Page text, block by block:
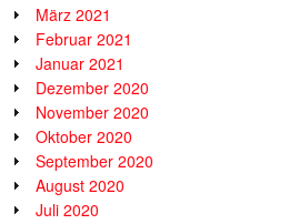
März 2021
Februar 2021
Januar 2021
Dezember 2020
November 2020
Oktober 2020
September 2020
August 2020
Juli 2020